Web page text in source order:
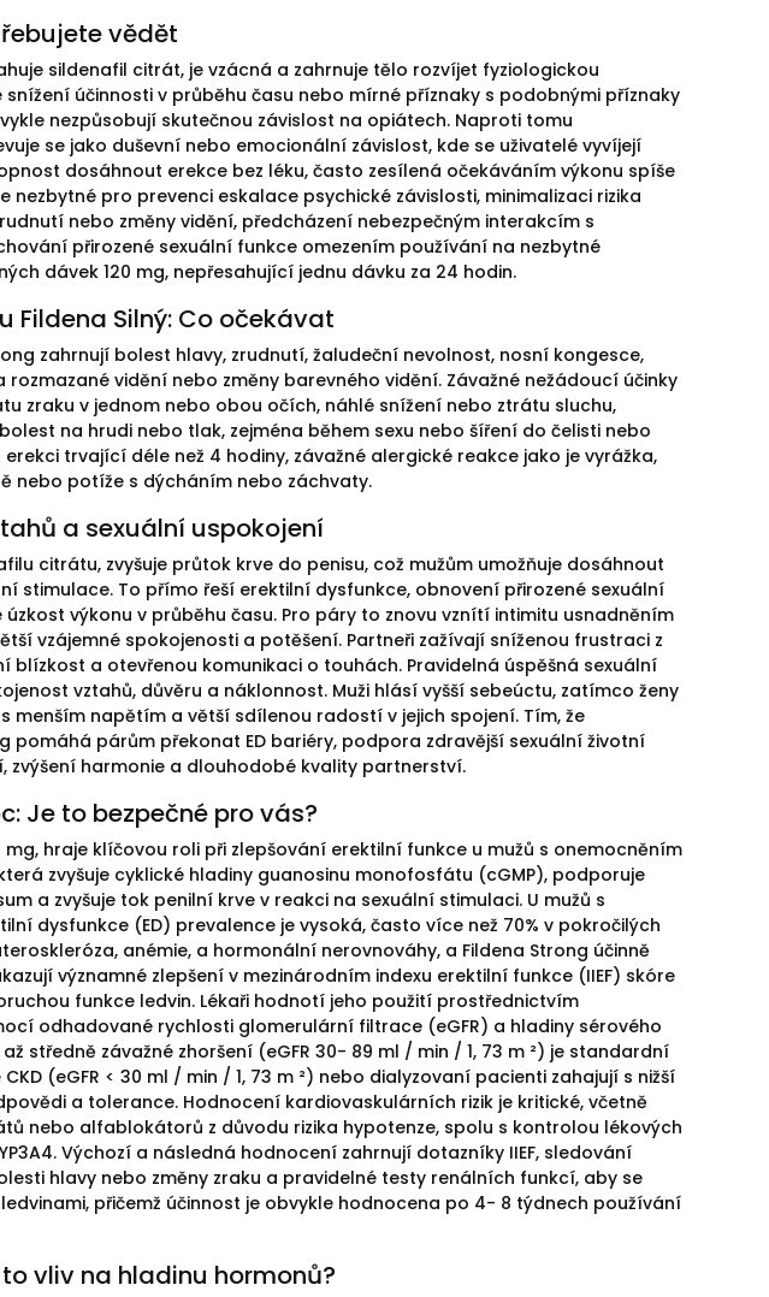
vědět
sildenafil citrát, je vzácná a zahrnuje tělo rozvíjet fyziologickou
účinnosti v průběhu času nebo mírné příznaky s podobnými příznaky
nezpůsobují skutečnou závislost na opiátech. Naproti tomu
se jako duševní nebo emocionální závislost, kde se uživatelé vyvíjejí
dosáhnout erekce bez léku, často zesílená očekáváním výkonu spíše
nezbytné pro prevenci eskalace psychické závislosti, minimalizaci rizika
nebo změny vidění, předcházení nebezpečným interakcím s
přirozené sexuální funkce omezením používání na nezbytné
dávek 120 mg, nepřesahující jednu dávku za 24 hodin.
Fildena Silný: Co očekávat
zahrnují bolest hlavy, zrudnutí, žaludeční nevolnost, nosní kongesce,
vidění nebo změny barevného vidění. Závažné nežádoucí účinky
zraku v jednom nebo obou očích, náhlé snížení nebo ztrátu sluchu,
na hrudi nebo tlak, zejména během sexu nebo šíření do čelisti nebo
trvající déle než 4 hodiny, závažné alergické reakce jako je vyrážka,
nebo potíže s dýcháním nebo záchvaty.
a sexuální uspokojení
citrátu, zvyšuje průtok krve do penisu, což mužům umožňuje dosáhnout
stimulace. To přímo řeší erektilní dysfunkce, obnovení přirozené sexuální
výkonu v průběhu času. Pro páry to znovu vznítí intimitu usnadněním
vzájemné spokojenosti a potěšení. Partneři zažívají sníženou frustraci z
a otevřenou komunikaci o touhách. Pravidelná úspěšná sexuální
vztahů, důvěru a náklonnost. Muži hlásí vyšší sebeúctu, zatímco ženy
menším napětím a větší sdílenou radostí v jejich spojení. Tím, že
pomáhá párům překonat ED bariéry, podpora zdravější sexuální životní
harmonie a dlouhodobé kvality partnerství.
Je to bezpečné pro vás?
hraje klíčovou roli při zlepšování erektilní funkce u mužů s onemocněním
zvyšuje cyklické hladiny guanosinu monofosfátu (cGMP), podporuje
a zvyšuje tok penilní krve v reakci na sexuální stimulaci. U mužů s
dysfunkce (ED) prevalence je vysoká, často více než 70% v pokročilých
anémie, a hormonální nerovnováhy, a Fildena Strong účinně
významné zlepšení v mezinárodním indexu erektilní funkce (IIEF) skóre
funkce ledvin. Lékaři hodnotí jeho použití prostřednictvím
odhadované rychlosti glomerulární filtrace (eGFR) a hladiny sérového
středně závažné zhoršení (eGFR 30- 89 ml / min / 1, 73 m ²) je standardní
(eGFR < 30 ml / min / 1, 73 m ²) nebo dialyzovaní pacienti zahajují s nižší
a tolerance. Hodnocení kardiovaskulárních rizik je kritické, včetně
nebo alfablokátorů z důvodu rizika hypotenze, spolu s kontrolou lékových
Výchozí a následná hodnocení zahrnují dotazníky IIEF, sledování
hlavy nebo změny zraku a pravidelné testy renálních funkcí, aby se
přičemž účinnost je obvykle hodnocena po 4- 8 týdnech používání
vliv na hladinu hormonů?